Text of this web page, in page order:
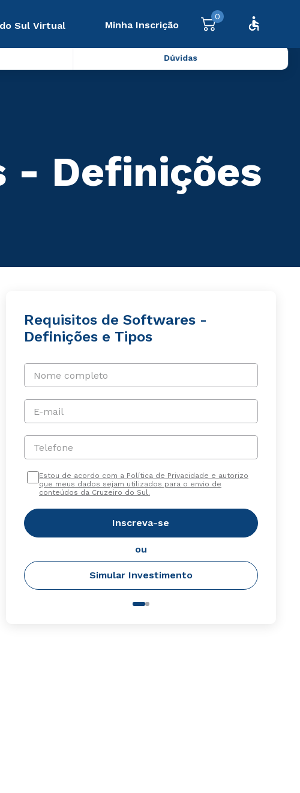
Sul Virtual Minha Inscrição
0
Dúvidas
- Definições
Requisitos de Softwares -
Definições e Tipos
Nome completo
E-mail
Telefone
Estou de acordo com a Política de Privacidade e autorizo
que meus dados sejam utilizados para o envio de
conteúdos da Cruzeiro do Sul.
Inscreva-se
ou
Simular Investimento